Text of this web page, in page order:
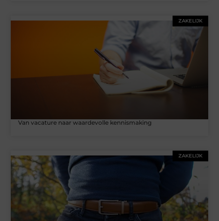
ZAKELIJK
Van vacature naar waardevolle kennismaking
ZAKELIJK